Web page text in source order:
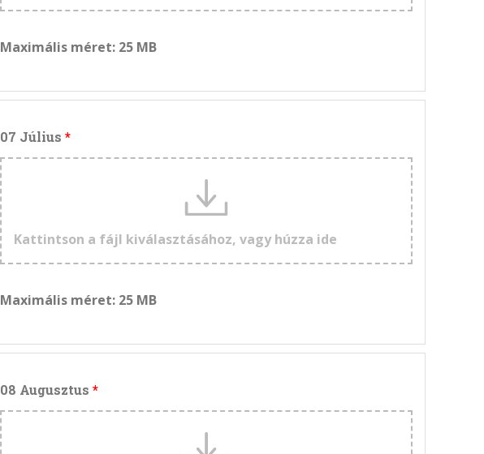
Maximális méret: 25 MB
07 Július
Kattintson a fájl kiválasztásához, vagy húzza ide
Maximális méret: 25 MB
08 Augusztus